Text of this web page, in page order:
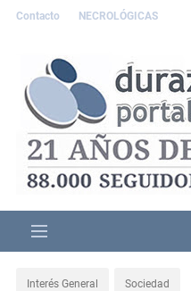
Contacto NECROLÓGICAS
Interés General Sociedad